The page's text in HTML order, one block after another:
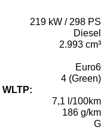
219 kW / 298 PS
Diesel
2.993 cm³
Euro6
4 (Green)
7,1 l/100km
186 g/km
G